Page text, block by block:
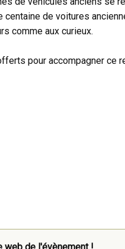
de voitures
comme aux curieux.
pour accompagner ce